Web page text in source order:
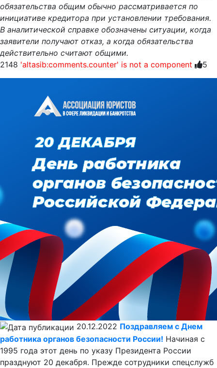
обязательства общим обычно рассматривается по
инициативе кредитора при установлении требования.
В аналитической справке обозначены ситуации, когда
заявители получают отказ, а когда обязательства
действительно считают общими.
2148 'altasib:comments.counter' is not a component 5
20.12.2022 Поздравляем с Днем
работника органов безопасности России! Начиная с
1995 года этот день по указу Президента России
празднуют 20 декабря. Прежде сотрудники спецслужб